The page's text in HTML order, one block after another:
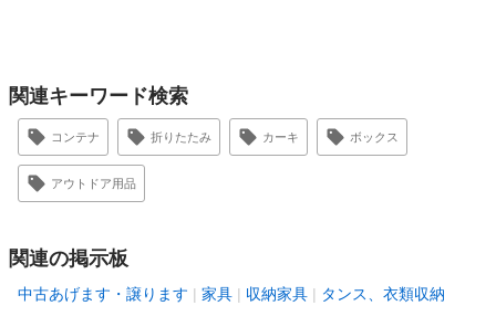
関連キーワード検索
コンテナ 折りたたみ カーキ ボックス
アウトドア用品
関連の掲示板
中古あげます・譲ります 家具 収納家具 タンス、衣類収納